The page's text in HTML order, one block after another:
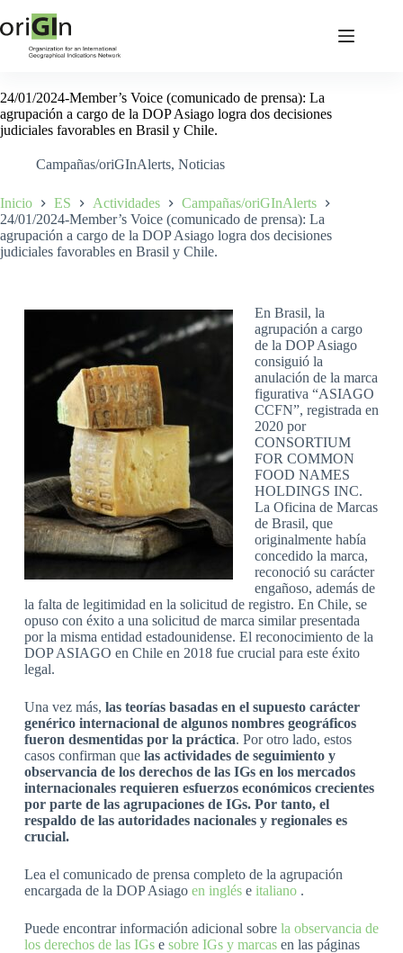
24/01/2024-Member’s Voice (comunicado de prensa): La
agrupación a cargo de la DOP Asiago logra dos decisiones
judiciales favorables en Brasil y Chile.
Campañas/oriGInAlerts, Noticias
Inicio ES Actividades
Campañas/oriGInAlerts
24/01/2024-Member’s Voice (comunicado de prensa): La
agrupación a cargo de la DOP Asiago logra dos decisiones
judiciales favorables en Brasil y Chile.
En Brasil, la
agrupación a cargo
de la DOP Asiago
consiguió la
anulación de la marca
figurativa “ASIAGO
CCFN”, registrada en
2020 por
CONSORTIUM
FOR COMMON
FOOD NAMES
HOLDINGS INC.
La Oficina de Marcas
de Brasil, que
originalmente había
concedido la marca,
reconoció su carácter
engañoso, además de
la falta de legitimidad en la solicitud de registro. En Chile, se
opuso con éxito a una solicitud de marca similar presentada
por la misma entidad estadounidense. El reconocimiento de la
DOP ASIAGO en Chile en 2018 fue crucial para este éxito
legal.
Una vez más, las teorías basadas en el supuesto carácter
genérico internacional de algunos nombres geográficos
fueron desmentidas por la práctica. Por otro lado, estos
casos confirman que las actividades de seguimiento y
observancia de los derechos de las IGs en los mercados
internacionales requieren esfuerzos económicos crecientes
por parte de las agrupaciones de IGs. Por tanto, el
respaldo de las autoridades nacionales y regionales es
crucial.
Lea el comunicado de prensa completo de la agrupación
encargada de la DOP Asiago en inglése italiano.
Puede encontrar información adicional sobre la observancia de
los derechos de las IGse sobre IGs y marcasen las páginas